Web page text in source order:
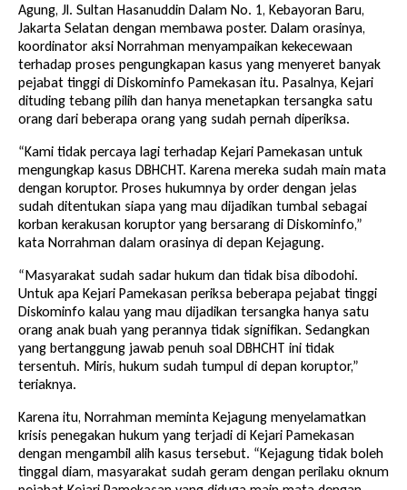
Agung, Jl. Sultan Hasanuddin Dalam No. 1, Kebayoran Baru,
Jakarta Selatan dengan membawa poster. Dalam orasinya,
koordinator aksi Norrahman menyampaikan kekecewaan
terhadap proses pengungkapan kasus yang menyeret banyak
pejabat tinggi di Diskominfo Pamekasan itu. Pasalnya, Kejari
dituding tebang pilih dan hanya menetapkan tersangka satu
orang dari beberapa orang yang sudah pernah diperiksa.
“Kami tidak percaya lagi terhadap Kejari Pamekasan untuk
mengungkap kasus DBHCHT. Karena mereka sudah main mata
dengan koruptor. Proses hukumnya by order dengan jelas
sudah ditentukan siapa yang mau dijadikan tumbal sebagai
korban kerakusan koruptor yang bersarang di Diskominfo,”
kata Norrahman dalam orasinya di depan Kejagung.
“Masyarakat sudah sadar hukum dan tidak bisa dibodohi.
Untuk apa Kejari Pamekasan periksa beberapa pejabat tinggi
Diskominfo kalau yang mau dijadikan tersangka hanya satu
orang anak buah yang perannya tidak signifikan. Sedangkan
yang bertanggung jawab penuh soal DBHCHT ini tidak
tersentuh. Miris, hukum sudah tumpul di depan koruptor,”
teriaknya.
Karena itu, Norrahman meminta Kejagung menyelamatkan
krisis penegakan hukum yang terjadi di Kejari Pamekasan
dengan mengambil alih kasus tersebut. “Kejagung tidak boleh
tinggal diam, masyarakat sudah geram dengan perilaku oknum